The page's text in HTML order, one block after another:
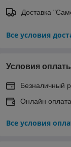
Доставка
Все условия
Условия
Безналичный
Онлайн оплата
Все условия